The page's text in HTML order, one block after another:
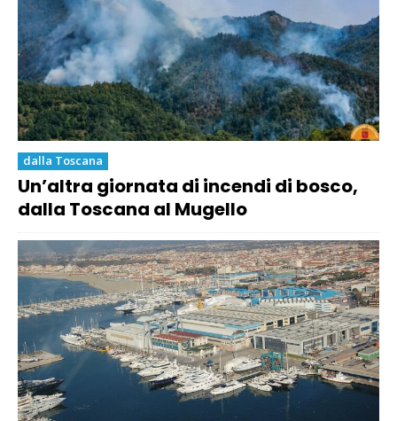
dalla Toscana
Un’altra giornata di incendi di bosco,
dalla Toscana al Mugello